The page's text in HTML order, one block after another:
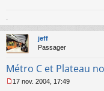
jeff
Passager
Métro C et Plateau
17 nov. 2004, 17:49